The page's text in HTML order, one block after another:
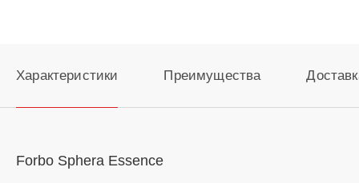
Характеристики Преимущества
Forbo Sphera Essence